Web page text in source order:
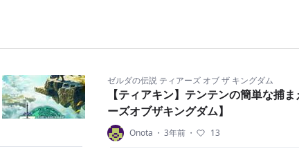
ゼルダの伝説 ティアーズ オブ ザ キングダム
【ティアキン】テンテンの簡単な捕
ーズオブザキングダム】
Onota ・ 3年前 ・ 13